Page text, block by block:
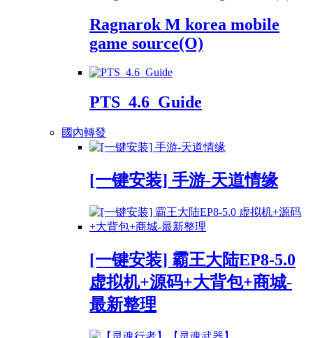
Ragnarok M korea mobile
game source(O)
PTS_4.6_Guide
國內轉發
[一键安装] 手游-天道情缘
[一键安装] 霸王大陆EP8-5.0
虚拟机+源码+大背包+商城-
最新整理